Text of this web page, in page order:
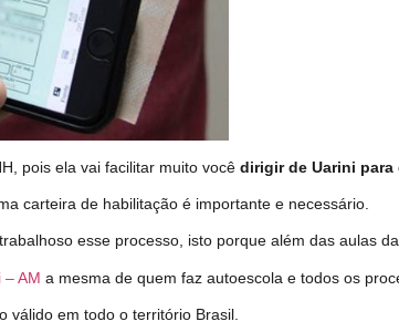
pois ela vai facilitar muito você dirigir de Uarini
carteira de habilitação é importante e necessário.
esse processo, isto porque além das aulas
– AM a mesma de quem faz autoescola e todos os
válido em todo o território Brasil.